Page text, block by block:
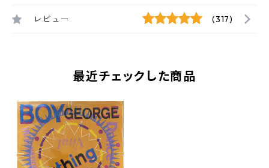
レビュー (317)
最近チェックした商品